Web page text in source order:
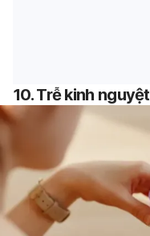
10. Trễ kinh nguyệt